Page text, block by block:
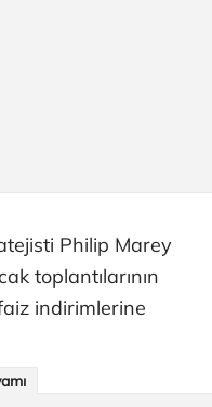
Philip Marey
toplantılarının
indirimlerine